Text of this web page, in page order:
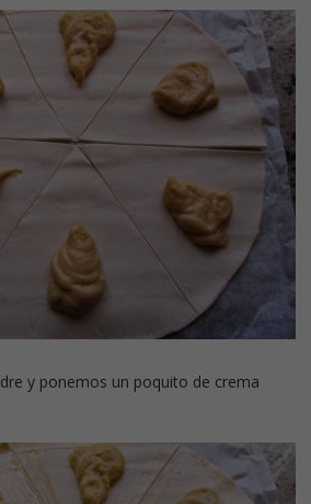
y ponemos un poquito de crema